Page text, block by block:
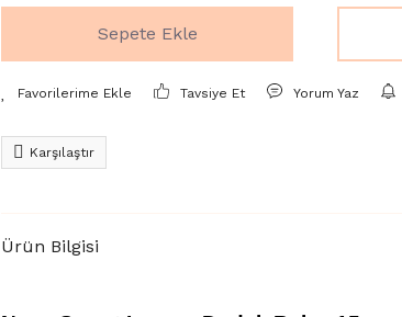
Sepete Ekle
Tavsiye Et Yorum Yaz
Karşılaştır
Ürün Bilgisi